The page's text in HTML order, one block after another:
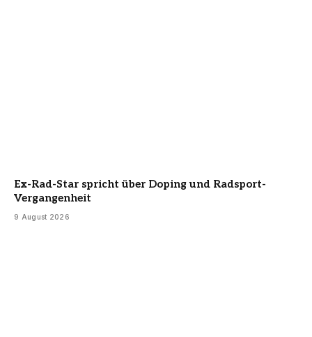
Ex-Rad-Star spricht über Doping und Radsport-
Vergangenheit
9 August 2026